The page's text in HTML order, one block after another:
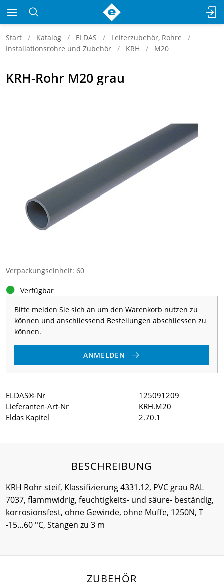
Start Katalog ELDAS
Leiterzubehör, Rohre
Installationsrohre und Zubehör
KRH M20
KRH-Rohr M20 grau
Verpackungseinheit: 60
Verfügbar
Bitte melden Sie sich an um den Warenkorb nutzen zu
können und anschliessend Bestellungen abschliessen zu
können.
ANMELDEN
ELDAS®-Nr
125091209
Lieferanten-Art-Nr
KRH.M20
Eldas Kapitel
2.70.1
BESCHREIBUNG
KRH Rohr steif, Klassifizierung 4331.12, PVC grau RAL
7037, flammwidrig, feuchtigkeits- und säure- beständig,
korrosionsfest, ohne Gewinde, ohne Muffe, 1250N, T
-15…60 °C, Stangen zu 3 m
ZUBEHÖR